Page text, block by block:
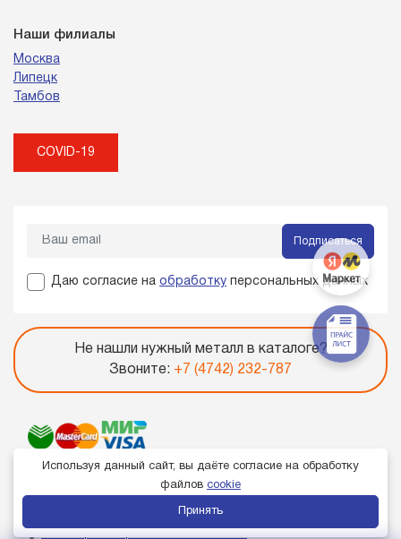
Наши филиалы
Москва
Липецк
Тамбов
COVID-19
Подписаться
Даю согласие на обработку персональных данных
Не нашли нужный металл в каталоге?
Звоните: +7 (4742) 232-787
Используя данный сайт, вы даёте согласие на обработку
файлов cookie
Принять